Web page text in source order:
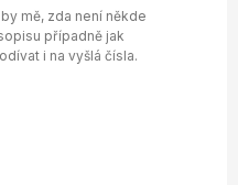
mě, zda není někde
případně jak
i na vyšlá čísla.